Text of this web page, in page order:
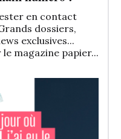
en contact
dossiers,
exclusives...
magazine papier...